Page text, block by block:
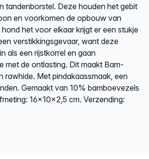
tandenborstel. Deze houden het gebit
en voorkomen de opbouw van
het voor elkaar krijgt er een stukje
verstikkingsgevaar, want deze
als een rijstkorrel en gaan
met de ontlasting. Dit maakt Bam-
rawhide. Met pindakaassmaak, een
Gemaakt van 10% bamboevezels
16x10x2,5 cm. Verzending: